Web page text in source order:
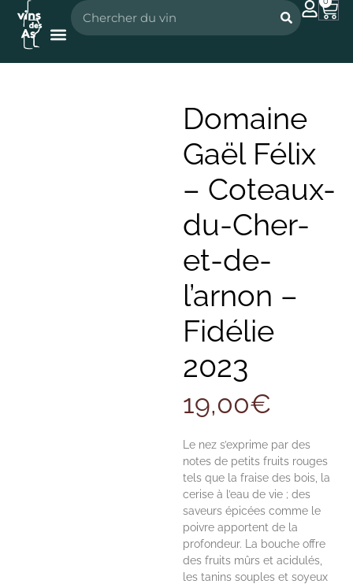
Domaine
Gaël Félix
– Coteaux-
du-Cher-
et-de-
l’arnon –
Fidélie
2023
19,00€
Le nez s’exprime par des
notes de petits fruits rouges
tels que la fraise des bois, la
cerise à l’eau de vie ; des
saveurs épicées comme le
poivre apportent de la
profondeur. La bouche offre
des fruits mûrs et acidulés,
les tanins souples et soyeux